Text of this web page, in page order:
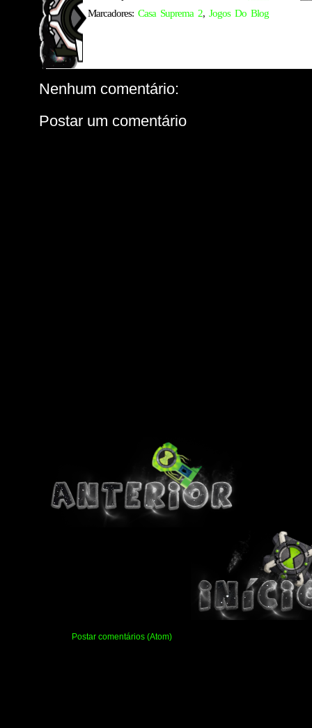
Marcadores: Casa Suprema 2, Jogos Do Blog
Nenhum comentário:
Postar um comentário
Postar comentários (Atom)